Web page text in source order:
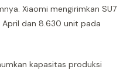
Xiaomi mengirimkan SU7
dan 8.630 unit pada
kapasitas produksi